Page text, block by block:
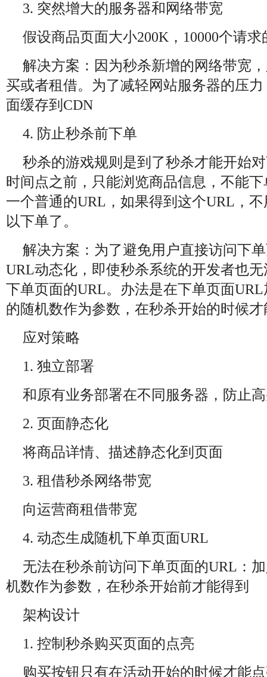
3. 突然增大的服务器和网络带宽
假设商品页面大小200K，10000个请
解决方案：因为秒杀新增的网络带宽
买或者租借。为了减轻网站服务器的压
面缓存到CDN
4. 防止秒杀前下单
秒杀的游戏规则是到了秒杀才能开始
时间点之前，只能浏览商品信息，不能
一个普通的URL，如果得到这个URL，
以下单了。
解决方案：为了避免用户直接访问下
URL动态化，即使秒杀系统的开发者也
下单页面的URL。办法是在下单页面
的随机数作为参数，在秒杀开始的时候
应对策略
1. 独立部署
和原有业务部署在不同服务器，防止
2. 页面静态化
将商品详情、描述静态化到页面
3. 租借秒杀网络带宽
向运营商租借带宽
4. 动态生成随机下单页面URL
无法在秒杀前访问下单页面的URL：
机数作为参数，在秒杀开始前才能得到
架构设计
1. 控制秒杀购买页面的点亮
购买按钮只有在活动开始的时候才能